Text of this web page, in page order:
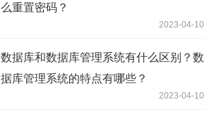
么重置密码？
2023-04-10
数据库和数据库管理系统有什么区别？数
据库管理系统的特点有哪些？
2023-04-10